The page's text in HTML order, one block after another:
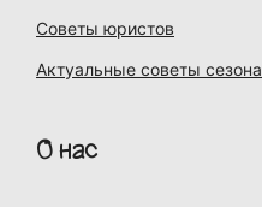
Советы юристов
Актуальные советы сезона
О нас